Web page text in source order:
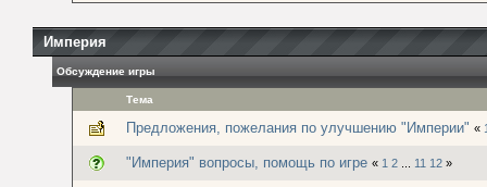
Империя
Обсуждение игры
Тема
Предложения, пожелания по улучшению "Империи" «
"Империя" вопросы, помощь по игре « 1 2 11 12 »